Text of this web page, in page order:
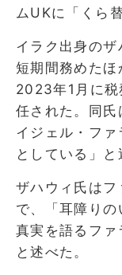
ムUKに「くら
イラク出身の
短期間務めたほ
2023年1月に税
任された。同
イジェル・フ
としている」と
ザハウィ氏は
で、「耳障り
真実を語るファ
と述べた。